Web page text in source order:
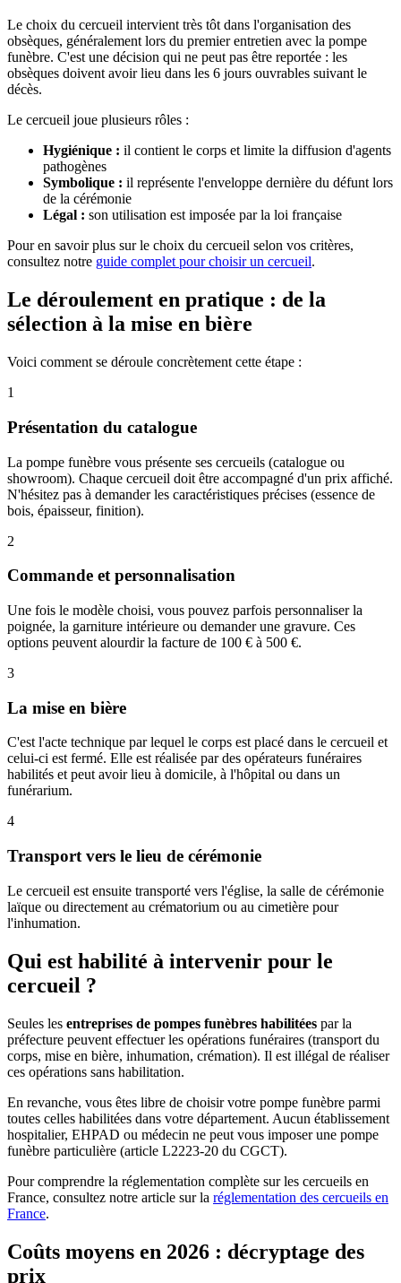
Le choix du cercueil intervient très tôt dans l'organisation des
obsèques, généralement lors du premier entretien avec la pompe
funèbre. C'est une décision qui ne peut pas être reportée : les
obsèques doivent avoir lieu dans les 6 jours ouvrables suivant le
décès.
Le cercueil joue plusieurs rôles :
Hygiénique : il contient le corps et limite la diffusion d'agents
pathogènes
Symbolique : il représente l'enveloppe dernière du défunt lors
de la cérémonie
Légal : son utilisation est imposée par la loi française
Pour en savoir plus sur le choix du cercueil selon vos critères,
consultez notre guide complet pour choisir un cercueil.
Le déroulement en pratique : de la
sélection à la mise en bière
Voici comment se déroule concrètement cette étape :
1
Présentation du catalogue
La pompe funèbre vous présente ses cercueils (catalogue ou
showroom). Chaque cercueil doit être accompagné d'un prix affiché.
N'hésitez pas à demander les caractéristiques précises (essence de
bois, épaisseur, finition).
2
Commande et personnalisation
Une fois le modèle choisi, vous pouvez parfois personnaliser la
poignée, la garniture intérieure ou demander une gravure. Ces
options peuvent alourdir la facture de 100 € à 500 €.
3
La mise en bière
C'est l'acte technique par lequel le corps est placé dans le cercueil et
celui-ci est fermé. Elle est réalisée par des opérateurs funéraires
habilités et peut avoir lieu à domicile, à l'hôpital ou dans un
funérarium.
4
Transport vers le lieu de cérémonie
Le cercueil est ensuite transporté vers l'église, la salle de cérémonie
laïque ou directement au crématorium ou au cimetière pour
l'inhumation.
Qui est habilité à intervenir pour le
cercueil ?
Seules les entreprises de pompes funèbres habilitées par la
préfecture peuvent effectuer les opérations funéraires (transport du
corps, mise en bière, inhumation, crémation). Il est illégal de réaliser
ces opérations sans habilitation.
En revanche, vous êtes libre de choisir votre pompe funèbre parmi
toutes celles habilitées dans votre département. Aucun établissement
hospitalier, EHPAD ou médecin ne peut vous imposer une pompe
funèbre particulière (article L2223-20 du CGCT).
Pour comprendre la réglementation complète sur les cercueils en
France, consultez notre article sur la réglementation des cercueils en
France.
Coûts moyens en 2026 : décryptage des
prix